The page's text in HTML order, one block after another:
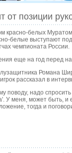
позиции
красно-белых
белые выступают
чемпионата России.
еще на год перед
Романа
рассказал в
поводу, надо спросить
У меня, может быть, и
тогда и